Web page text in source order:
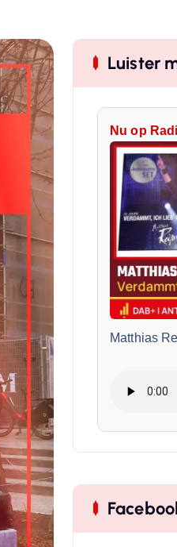
Luister
Nu op
Matthias